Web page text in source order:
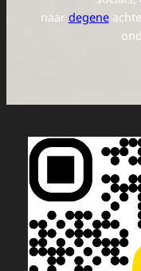
naardegene